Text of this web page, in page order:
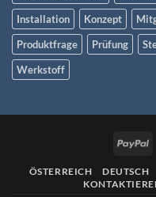
Installation
Konzept
Produktfrage
Prüfung
Werkstoff
ÖSTERREICH DEUTSCH